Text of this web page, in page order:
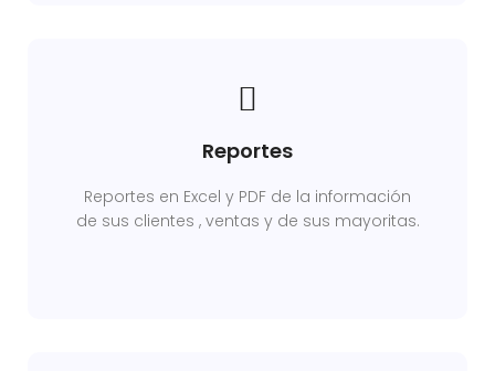
Reportes
Reportes en Excel y PDF de la información
de sus clientes , ventas y de sus mayoritas.